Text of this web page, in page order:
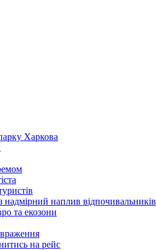
Харкова
надмірний наплив відпочивальників
та екозони
на рейс